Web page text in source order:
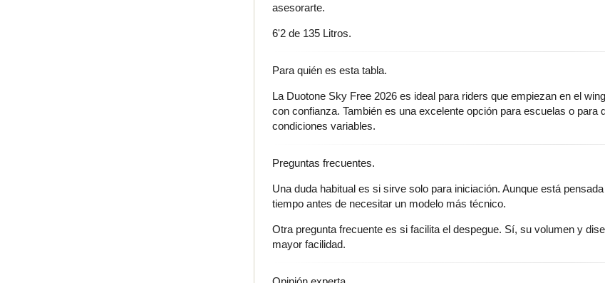
asesorarte.
6'2 de 135 Litros.
Para quién es esta tabla.
La Duotone Sky Free 2026 es ideal para riders que empiezan en el
con confianza. También es una excelente opción para escuelas o para
condiciones variables.
Preguntas frecuentes.
Una duda habitual es si sirve solo para iniciación. Aunque está
tiempo antes de necesitar un modelo más técnico.
Otra pregunta frecuente es si facilita el despegue. Sí, su volumen y
mayor facilidad.